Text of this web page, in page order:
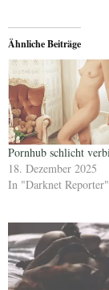
Ähnliche Beiträge
Pornhub schlicht
18. Dezember 2025
In "Darknet Reporter"